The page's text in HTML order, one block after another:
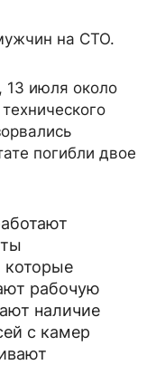
на СТО.
июля около
погибли двое
которые
рабочую
наличие
с камер